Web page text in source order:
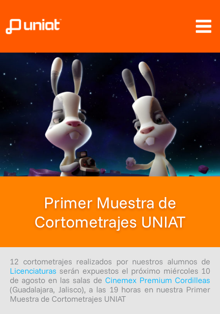
contenido
Primer Muestra de
Cortometrajes UNIAT
12 cortometrajes realizados por nuestros alumnos de
Licenciaturas serán expuestos el próximo miércoles 10
de agosto en las salas de Cinemex Premium Cordilleas
(Guadalajara, Jalisco), a las 19 horas en nuestra Primer
Muestra de Cortometrajes UNIAT